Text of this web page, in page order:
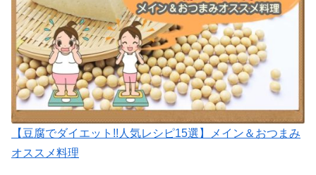
【豆腐でダイエット!!人気レシピ15選】メイン＆おつまみ
オススメ料理